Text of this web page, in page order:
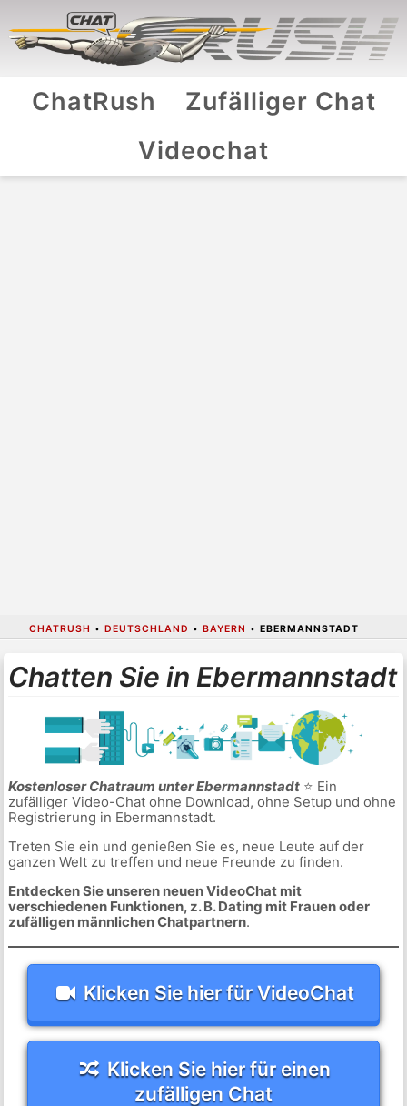
ChatRush
Zufälliger Chat
Videochat
CHATRUSH • DEUTSCHLAND • BAYERN • EBERMANNSTADT
Chatten Sie in Ebermannstadt
Kostenloser Chatraum unter Ebermannstadt⭐ Ein
zufälliger Video-Chat ohne Download, ohne Setup und ohne
Registrierung in Ebermannstadt.
Treten Sie ein und genießen Sie es, neue Leute auf der
ganzen Welt zu treffen und neue Freunde zu finden.
Entdecken Sie unseren neuen VideoChat mit
verschiedenen Funktionen, z. B. Dating mit Frauen oder
zufälligen männlichen Chatpartnern.
Klicken Sie hier für VideoChat
Klicken Sie hier für einen
zufälligen Chat